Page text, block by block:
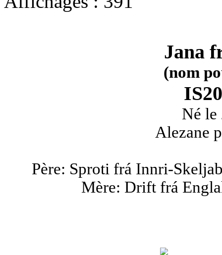
Jana
(nom
Né le
Alezane
Père: Sproti frá Innri-
Mère: Drift frá